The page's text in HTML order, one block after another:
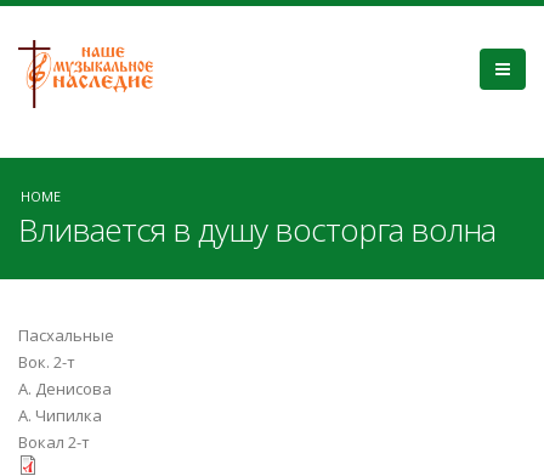
HOME
Вливается в душу восторга волна
Пасхальные
Вок. 2-т
А. Денисова
А. Чипилка
Вокал 2-т